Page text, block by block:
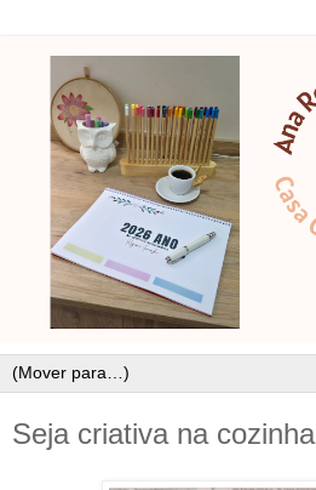
Seja criativa na cozinha